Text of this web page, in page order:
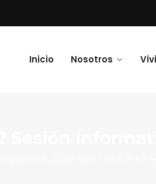
Inicio Nosotros